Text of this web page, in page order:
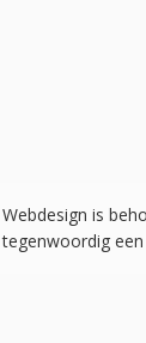
Webdesign is
tegenwoordig